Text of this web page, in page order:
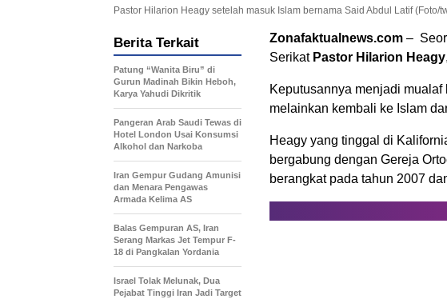
Pastor Hilarion Heagy setelah masuk Islam bernama Said Abdul Latif (Foto/
Zonafaktualnews.com –
Serikat Pastor Hilarion Heagy
Keputusannya menjadi
melainkan kembali ke Islam
Heagy yang tinggal di
bergabung dengan Gereja
berangkat pada tahun 2007
Berita Terkait
Patung “Wanita Biru” di
Gurun Madinah Bikin Heboh,
Karya Yahudi Dikritik
Pangeran Arab Saudi Tewas di
Hotel London Usai Konsumsi
Alkohol dan Narkoba
Iran Gempur Gudang Amunisi
dan Menara Pengawas
Armada Kelima AS
Balas Gempuran AS, Iran
Serang Markas Jet Tempur F-
18 di Pangkalan Yordania
Israel Tolak Melunak, Dua
Pejabat Tinggi Iran Jadi Target